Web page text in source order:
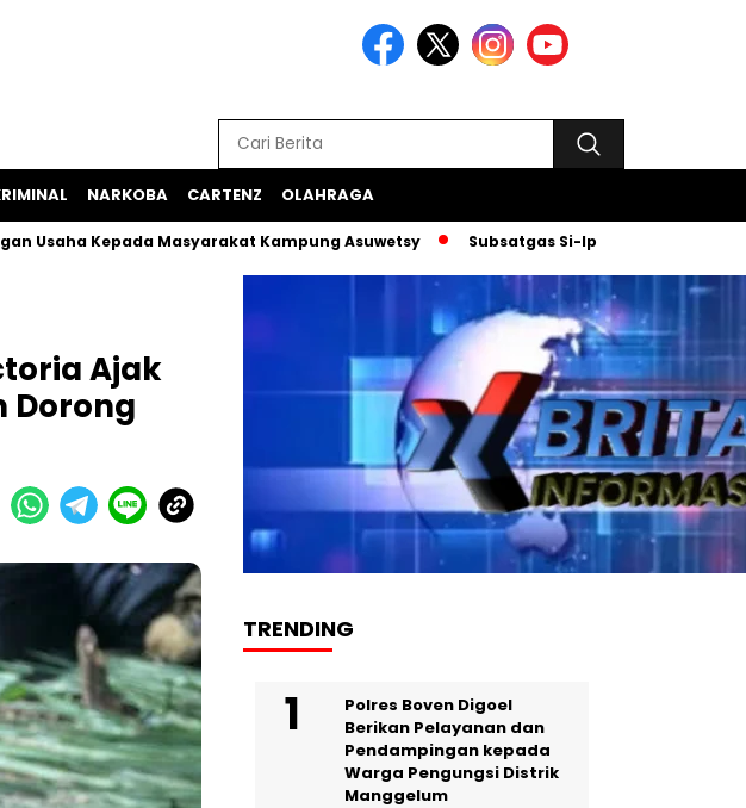
NARKOBA CARTENZ OLAHRAGA
Kepada Masyarakat Kampung Asuwetsy Subsatgas Si-Ipar Terus Konsisten
Ajak
Dorong
TRENDING
Polres Boven Digoel
Berikan Pelayanan dan
Pendampingan kepada
Warga Pengungsi Distrik
Manggelum